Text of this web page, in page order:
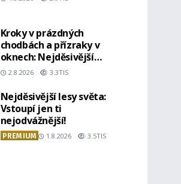
Kroky v prázdných
chodbách a přízraky v
oknech: Nejděsivější
domy v Česku budí hrůzu
2.8.2026 3.3TIS
Nejděsivější lesy světa:
Vstoupí jen ti
nejodvážnější!
PREMIUM 1.8.2026 3.5TIS